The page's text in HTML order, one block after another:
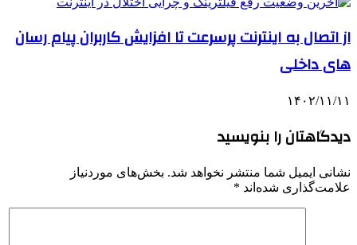
از اتصال به اینترنت پرسرعت تا افزایش کاربران پیام رسان
های داخلی
۱۴۰۲/۱۱/۱۱
دیدگاهتان را بنویسید
نشانی ایمیل شما منتشر نخواهد شد. بخش‌های موردنیاز
علامت‌گذاری شده‌اند *